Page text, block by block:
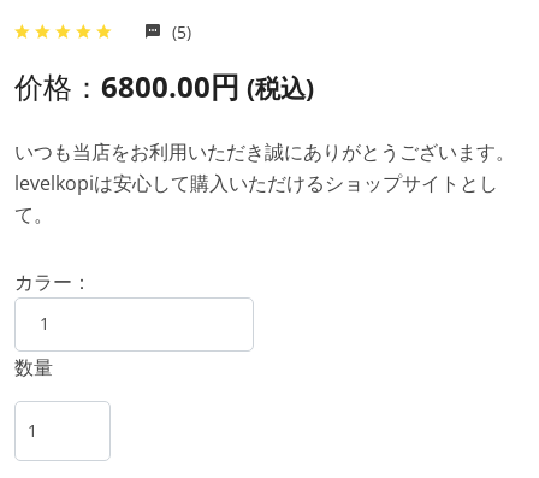
(5)
价格： 6800.00円 (税込)
いつも当店をお利用いただき誠にありがとうございます。
levelkopiは安心して購入いただけるショップサイトとし
て。
カラー：
数量